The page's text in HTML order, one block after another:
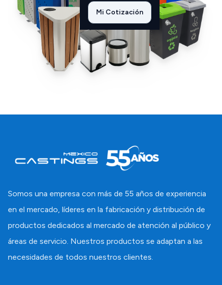
Mi Cotización
Somos una empresa con más de 55 años de experiencia
en el mercado, líderes en la fabricación y distribución de
productos dedicados al mercado de atención al público y
áreas de servicio. Nuestros productos se adaptan a las
necesidades de todos nuestros clientes.